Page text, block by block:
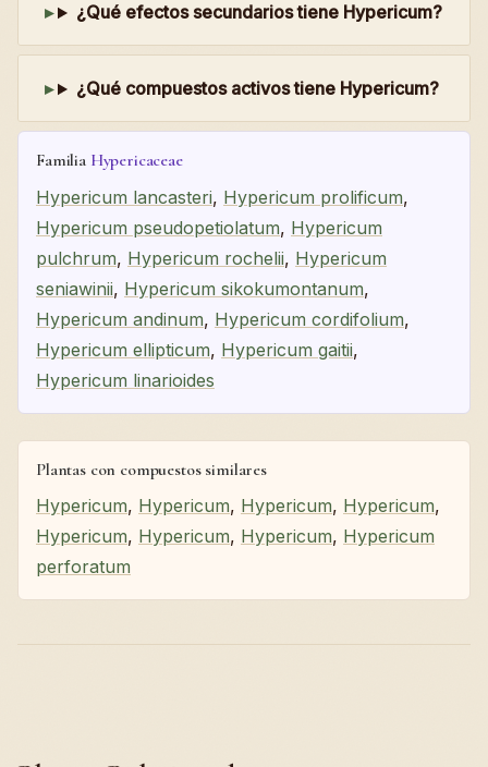
¿Qué efectos secundarios tiene Hypericum?
¿Qué compuestos activos tiene Hypericum?
Familia Hypericaceae
Hypericum lancasteri, Hypericum prolificum,
Hypericum pseudopetiolatum, Hypericum
pulchrum, Hypericum rochelii, Hypericum
seniawinii, Hypericum sikokumontanum,
Hypericum andinum, Hypericum cordifolium,
Hypericum ellipticum, Hypericum gaitii,
Hypericum linarioides
Plantas con compuestos similares
Hypericum, Hypericum, Hypericum, Hypericum,
Hypericum, Hypericum, Hypericum, Hypericum
perforatum